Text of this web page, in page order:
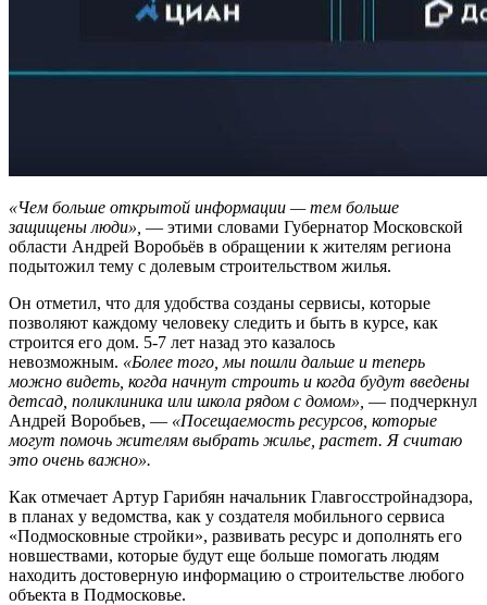
«Чем больше открытой информации — тем больше
защищены люди», — этими словами Губернатор Московской
области Андрей Воробьёв в обращении к жителям региона
подытожил тему с долевым строительством жилья.
Он отметил, что для удобства созданы сервисы, которые
позволяют каждому человеку следить и быть в курсе, как
строится его дом. 5-7 лет назад это казалось
невозможным. «Более того, мы пошли дальше и теперь
можно видеть, когда начнут строить и когда будут введены
детсад, поликлиника или школа рядом с домом», — подчеркнул
Андрей Воробьев, — «Посещаемость ресурсов, которые
могут помочь жителям выбрать жилье, растет. Я считаю
это очень важно».
Как отмечает Артур Гарибян начальник Главгосстройнадзора,
в планах у ведомства, как у создателя мобильного сервиса
«Подмосковные стройки», развивать ресурс и дополнять его
новшествами, которые будут еще больше помогать людям
находить достоверную информацию о строительстве любого
объекта в Подмосковье.